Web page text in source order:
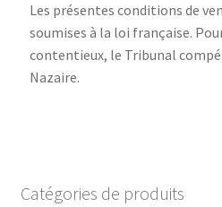
Les présentes conditions de
soumises à la loi française.
contentieux, le Tribunal
Nazaire.
Catégories de produits